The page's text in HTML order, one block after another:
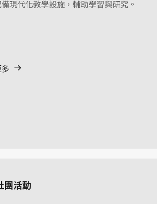
現代化教學設施，輔助學習與研究。
團活動